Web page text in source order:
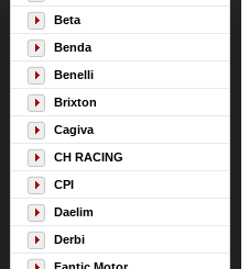
Beta
Benda
Benelli
Brixton
Cagiva
CH RACING
CPI
Daelim
Derbi